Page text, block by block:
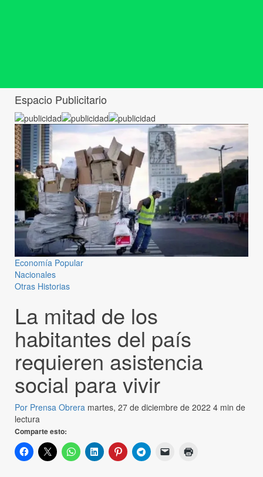
Espacio Publicitario
Economía Popular
Nacionales
Otras Historias
La mitad de los
habitantes del país
requieren asistencia
social para vivir
Por Prensa Obrera martes, 27 de diciembre de 2022 4 min de
lectura
Comparte esto: